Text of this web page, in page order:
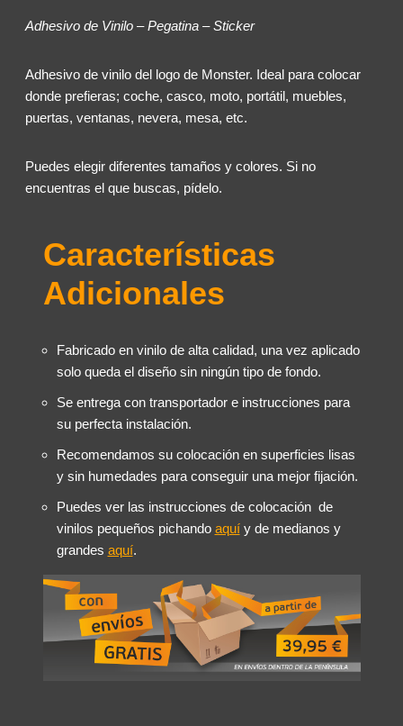
Adhesivo de Vinilo – Pegatina – Sticker
Adhesivo de vinilo del logo de Monster. Ideal para colocar
donde prefieras; coche, casco, moto, portátil, muebles,
puertas, ventanas, nevera, mesa, etc.
Puedes elegir diferentes tamaños y colores. Si no
encuentras el que buscas, pídelo.
Características
Adicionales
Fabricado en vinilo de alta calidad, una vez aplicado
solo queda el diseño sin ningún tipo de fondo.
Se entrega con transportador e instrucciones para
su perfecta instalación.
Recomendamos su colocación en superficies lisas
y sin humedades para conseguir una mejor fijación.
Puedes ver las instrucciones de colocación de
vinilos pequeños pichando aquíy de medianos y
grandes aquí.